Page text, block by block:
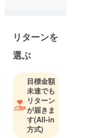
リターンを
選ぶ
目標金額
未達でも
リターン
が届きま
す(All-in
方式)